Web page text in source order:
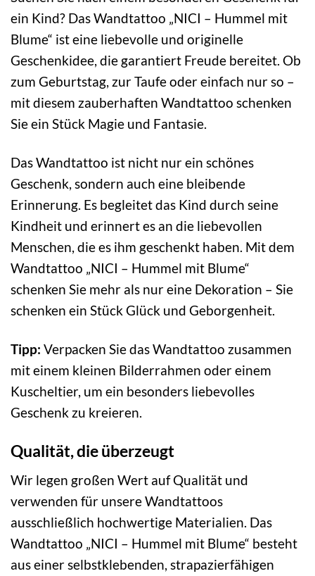
ein Kind? Das Wandtattoo „NICI – Hummel mit
Blume“ ist eine liebevolle und originelle
Geschenkidee, die garantiert Freude bereitet. Ob
zum Geburtstag, zur Taufe oder einfach nur so –
mit diesem zauberhaften Wandtattoo schenken
Sie ein Stück Magie und Fantasie.
Das Wandtattoo ist nicht nur ein schönes
Geschenk, sondern auch eine bleibende
Erinnerung. Es begleitet das Kind durch seine
Kindheit und erinnert es an die liebevollen
Menschen, die es ihm geschenkt haben. Mit dem
Wandtattoo „NICI – Hummel mit Blume“
schenken Sie mehr als nur eine Dekoration – Sie
schenken ein Stück Glück und Geborgenheit.
Tipp: Verpacken Sie das Wandtattoo zusammen
mit einem kleinen Bilderrahmen oder einem
Kuscheltier, um ein besonders liebevolles
Geschenk zu kreieren.
Qualität, die überzeugt
Wir legen großen Wert auf Qualität und
verwenden für unsere Wandtattoos
ausschließlich hochwertige Materialien. Das
Wandtattoo „NICI – Hummel mit Blume“ besteht
aus einer selbstklebenden, strapazierfähigen